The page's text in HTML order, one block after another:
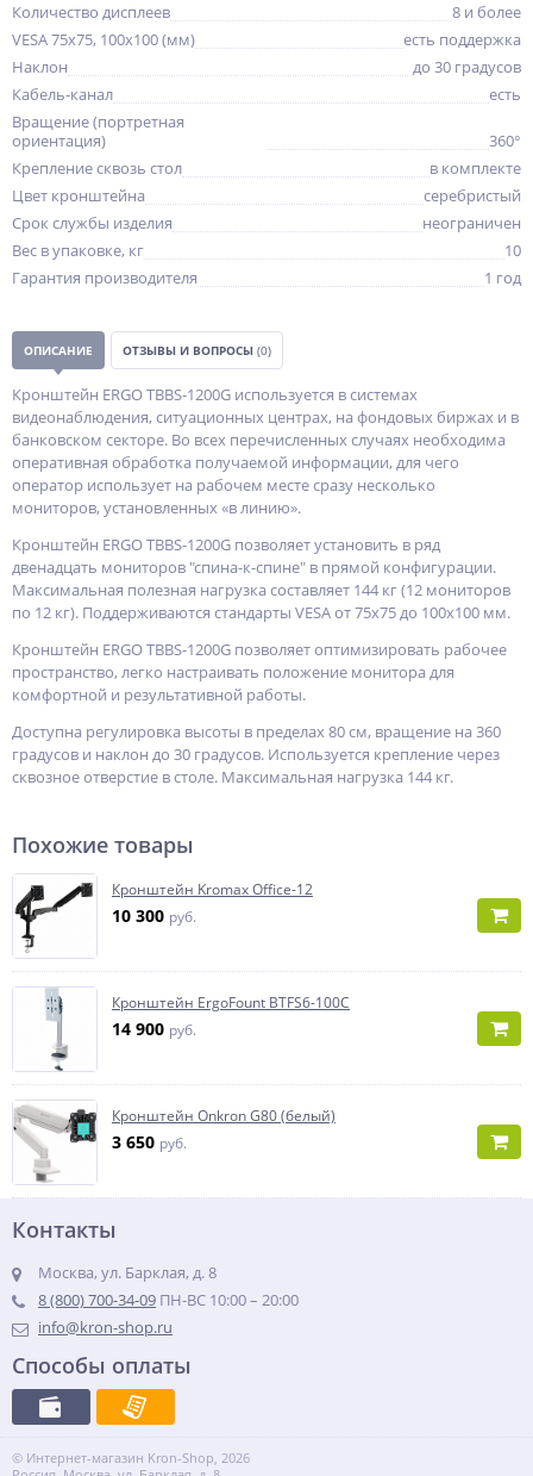
Количество дисплеев
8 и более
VESA 75x75, 100x100 (мм)
есть поддержка
Наклон
до 30 градусов
Кабель-канал
есть
Вращение (портретная
ориентация)
360°
Крепление сквозь стол
в комплекте
Цвет кронштейна
серебристый
Срок службы изделия
неограничен
Вес в упаковке, кг
10
Гарантия производителя
1 год
ОПИСАНИЕ ОТЗЫВЫ И ВОПРОСЫ (0)
Кронштейн ERGO TBBS-1200G используется в системах
видеонаблюдения, ситуационных центрах, на фондовых биржах и в
банковском секторе. Во всех перечисленных случаях необходима
оперативная обработка получаемой информации, для чего
оператор использует на рабочем месте сразу несколько
мониторов, установленных «в линию».
Кронштейн ERGO TBBS-1200G позволяет установить в ряд
двенадцать мониторов "спина-к-спине" в прямой конфигурации.
Максимальная полезная нагрузка составляет 144 кг (12 мониторов
по 12 кг). Поддерживаются стандарты VESA от 75х75 до 100х100 мм.
Кронштейн ERGO TBBS-1200G позволяет оптимизировать рабочее
пространство, легко настраивать положение монитора для
комфортной и результативной работы.
Доступна регулировка высоты в пределах 80 см, вращение на 360
градусов и наклон до 30 градусов. Используется крепление через
сквозное отверстие в столе. Максимальная нагрузка 144 кг.
Похожие товары
Кронштейн Kromax Office-12
10 300 руб.
Кронштейн ErgoFount BTFS6-100C
14 900 руб.
Кронштейн Onkron G80 (белый)
3 650 руб.
Контакты
Москва, ул. Барклая, д. 8
8 (800) 700-34-09 ПН-ВС 10:00 – 20:00
info@kron-shop.ru
Способы оплаты
© Интернет-магазин Kron-Shop, 2026